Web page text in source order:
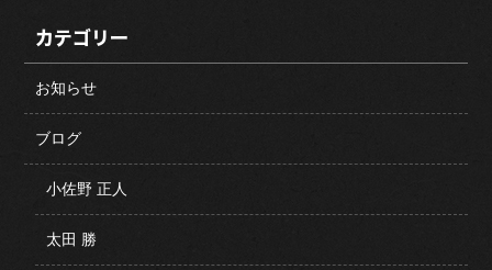
カテゴリー
お知らせ
ブログ
小佐野 正人
太田 勝